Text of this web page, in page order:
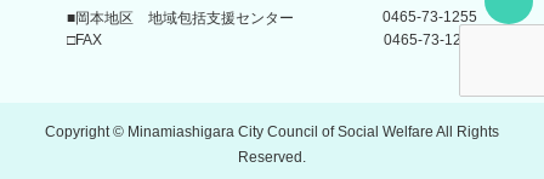
■岡本地区 地域包括支援センター
0465-73-1255
□FAX
0465-73-1211
Copyright © Minamiashigara City Council of Social Welfare All Rights
Reserved.